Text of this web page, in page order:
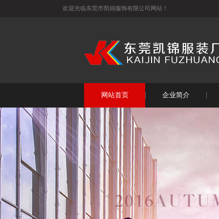
欢迎光临东莞市凯锦服饰有限公司网站！
网站首页 企业简介